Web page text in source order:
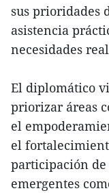
sus prioridades
asistencia
necesidades
El diplomático
priorizar áreas
el
el
participación de
emergentes